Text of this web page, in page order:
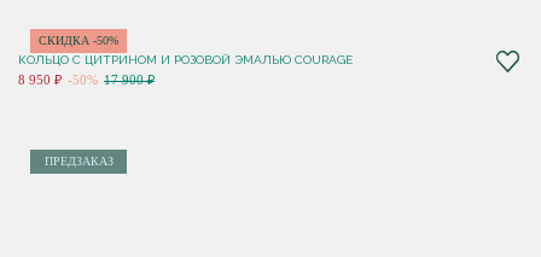
СКИДКА -50%
КОЛЬЦО С ЦИТРИНОМ И РОЗОВОЙ ЭМАЛЬЮ COURAGE
8 950 ₽ -50% 17 900 ₽
ПРЕДЗАКАЗ